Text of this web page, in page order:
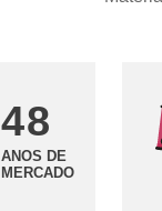
48
ANOS DE
MERCADO